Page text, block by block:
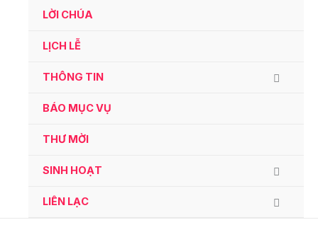
LỜI CHÚA
LỊCH LỄ
THÔNG TIN
BÁO MỤC VỤ
THƯ MỜI
SINH HOẠT
LIÊN LẠC